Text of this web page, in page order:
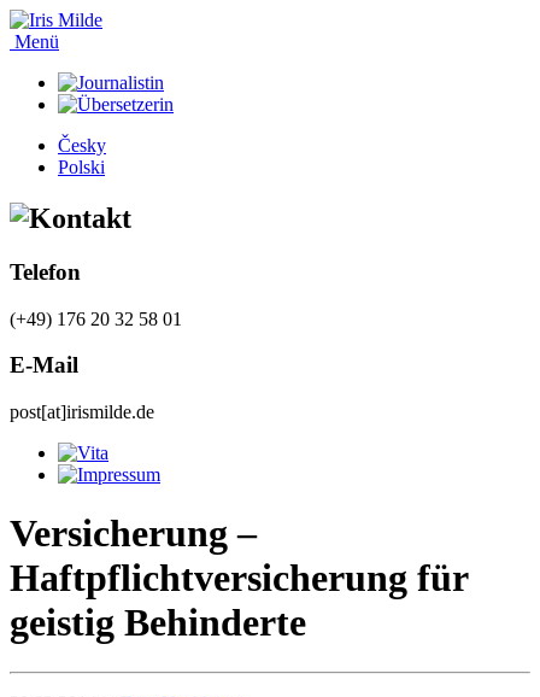
Menü
Česky
Polski
Telefon
(+49) 176 20 32 58 01
E-Mail
post[at]irismilde.de
Versicherung –
Haftpflichtversicherung für
geistig Behinderte